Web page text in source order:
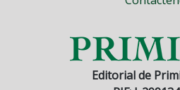
Editorial de